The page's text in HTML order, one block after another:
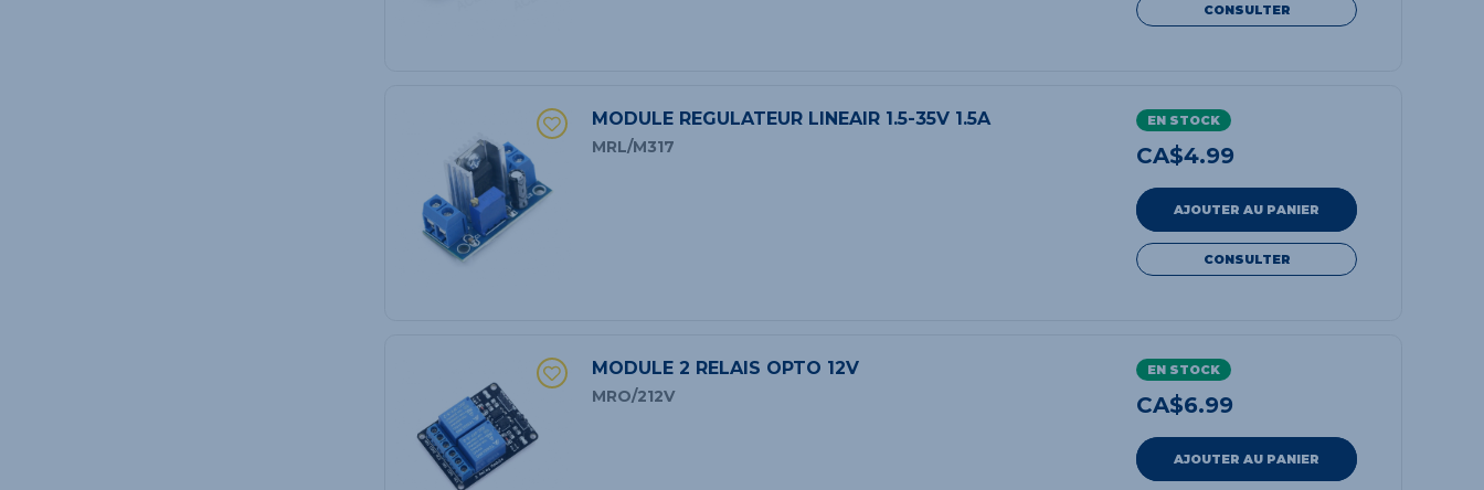
CONSULTER
MODULE REGULATEUR LINEAIR 1.5-35V 1.5A
MRL/M317
EN STOCK
CA$4.99
AJOUTER AU PANIER
CONSULTER
MODULE 2 RELAIS OPTO 12V
MRO/212V
EN STOCK
CA$6.99
AJOUTER AU PANIER